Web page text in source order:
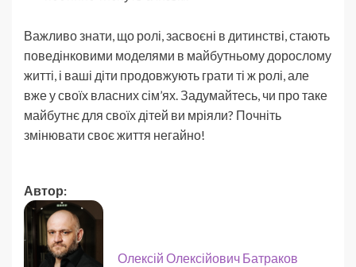
Важливо знати, що ролі, засвоєні в дитинстві, стають
поведінковими моделями в майбутньому дорослому
житті, і ваші діти продовжують грати ті ж ролі, але
вже у своїх власних сім’ях. Задумайтесь, чи про таке
майбутнє для своїх дітей ви мріяли? Почніть
змінювати своє життя негайно!
Автор:
Олексій Олексійович Батраков